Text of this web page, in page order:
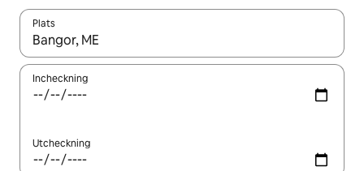
Plats
När resultaten är tillgängliga kan du navigera med upp- och
Incheckning
Utcheckning